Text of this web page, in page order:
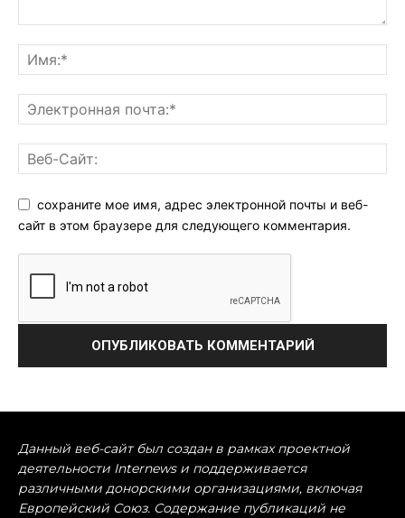
сохраните мое имя, адрес электронной почты и веб-
сайт в этом браузере для следующего комментария.
Данный веб-сайт был создан в рамках проектной
деятельности Internews и поддерживается
различными донорскими организациями, включая
Европейский Союз. Содержание публикаций не